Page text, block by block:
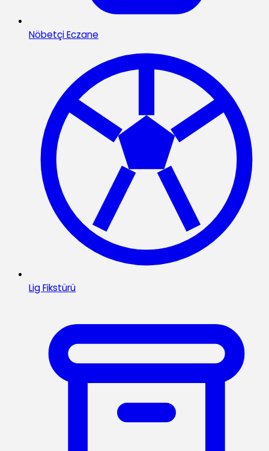
Nöbetçi Eczane
Lig Fikstürü